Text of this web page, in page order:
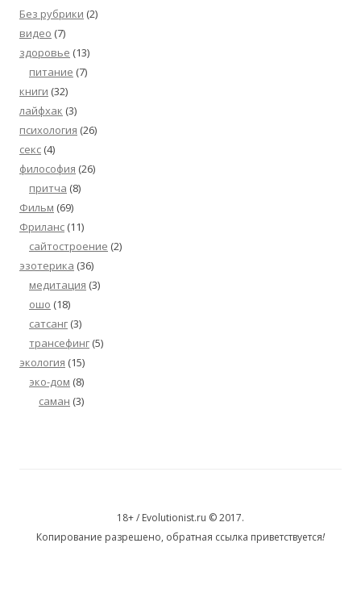
Без рубрики (2)
видео (7)
здоровье (13)
питание (7)
книги (32)
лайфхак (3)
психология (26)
секс (4)
философия (26)
притча (8)
Фильм (69)
Фриланс (11)
сайтостроение (2)
эзотерика (36)
медитация (3)
ошо (18)
сатсанг (3)
трансефинг (5)
экология (15)
эко-дом (8)
саман (3)
18+ / Evolutionist.ru © 2017.
Копирование разрешено, обратная ссылка приветствуется!